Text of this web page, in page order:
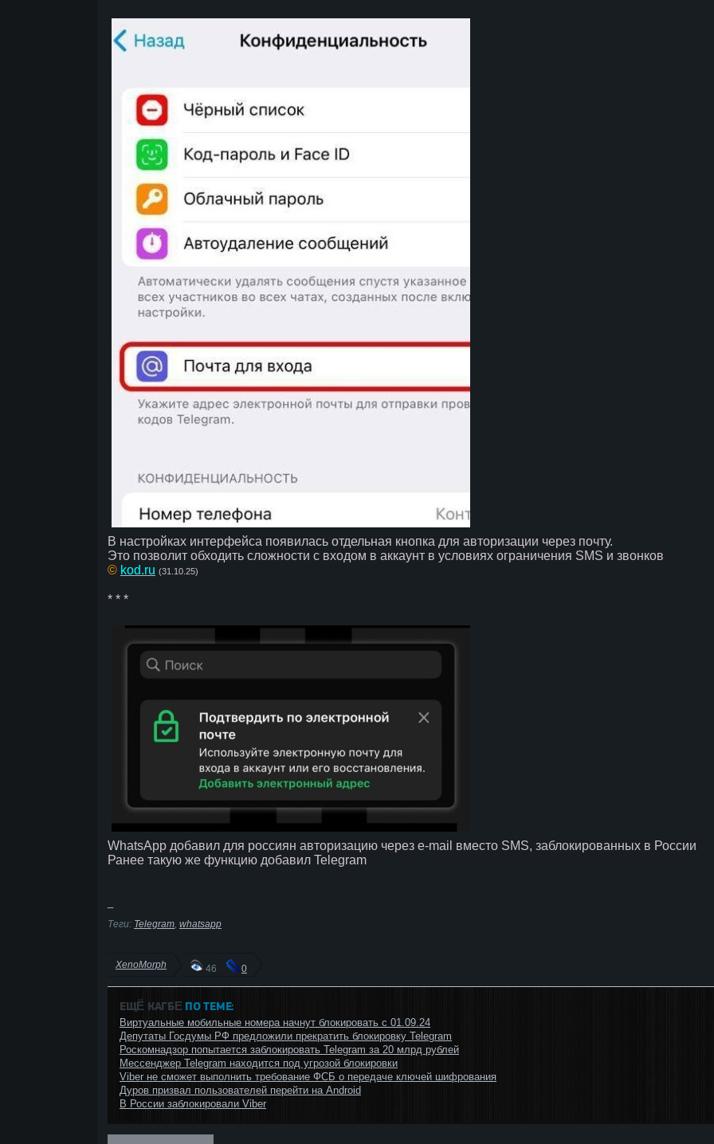
В настройках интерфейса появилась отдельная кнопка для авторизации через почту.
Это позволит обходить сложности с входом в аккаунт в условиях ограничения SMS и звонков
© kod.ru (31.10.25)
* * *
WhatsApp добавил для россиян авторизацию через e-mail вместо SMS, заблокированных в России
Ранее такую же функцию добавил Telegram
Теги: Telegram whatsapp
XenoMorph 46 0
ЕЩЁ КАГБΕ ПО ТЕМЕ:
Виртуальные мобильные номера начнут блокировать с 01.09.24
Депутаты Госдумы РФ предложили прекратить блокировку Telegram
Роскомнадзор попытается заблокировать Telegram за 20 млрд рублей
Мессенджер Telegram находится под угрозой блокировки
Viber не сможет выполнить требование ФСБ о передаче ключей шифрования
Дуров призвал пользователей перейти на Android
В России заблокировали Viber